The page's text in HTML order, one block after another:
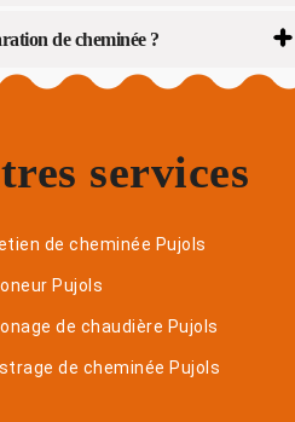
de cheminée ?
services
de cheminée Pujols
Pujols
de chaudière Pujols
de cheminée Pujols